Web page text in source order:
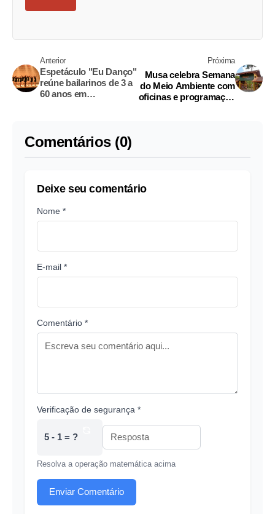
Anterior
Espetáculo "Eu Danço"
reúne bailarinos de 3 a
60 anos em
Próxima
Musa celebra Semana
do Meio Ambiente com
oficinas e programação
Comentários (0)
Deixe seu comentário
Nome *
E-mail *
Comentário *
Verificação de segurança *
5 - 1 = ?
Resolva a operação matemática acima
Enviar Comentário